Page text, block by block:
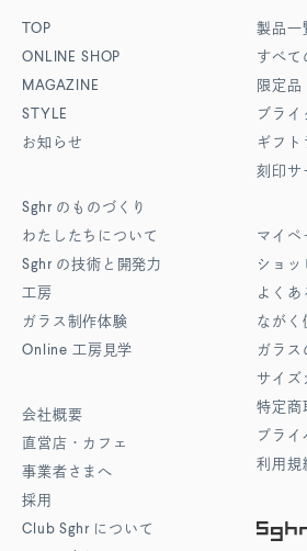
TOP
ONLINE SHOP
MAGAZINE
STYLE
お知らせ
Sghr のものづくり
わたしたちについて
Sghr の技術と開発力
工房
ガラス制作体験
Online 工房見学
会社概要
直営店・カフェ
事業者さまへ
採用
Club Sghr について
製品一
すべて
限定品
ブライ
ギフト
刻印サ
マイペ
ショッ
よくあ
ながく
ガラス
サイズ
特定商
プライ
利用規